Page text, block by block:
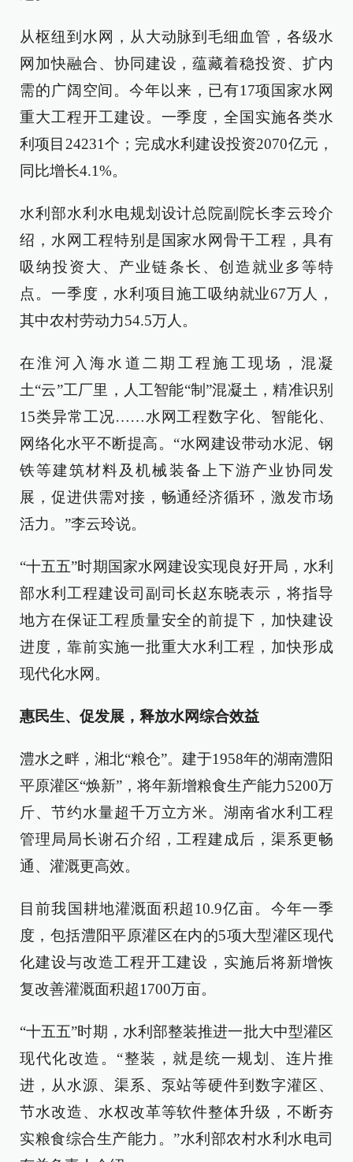
从枢纽到水网，从大动脉到毛细血管，各级水
网加快融合、协同建设，蕴藏着稳投资、扩内
需的广阔空间。今年以来，已有17项国家水网
重大工程开工建设。一季度，全国实施各类水
利项目24231个；完成水利建设投资2070亿元，
同比增长4.1%。
水利部水利水电规划设计总院副院长李云玲介
绍，水网工程特别是国家水网骨干工程，具有
吸纳投资大、产业链条长、创造就业多等特
点。一季度，水利项目施工吸纳就业67万人，
其中农村劳动力54.5万人。
在淮河入海水道二期工程施工现场，混凝
土“云”工厂里，人工智能“制”混凝土，精准识别
15类异常工况……水网工程数字化、智能化、
网络化水平不断提高。“水网建设带动水泥、钢
铁等建筑材料及机械装备上下游产业协同发
展，促进供需对接，畅通经济循环，激发市场
活力。”李云玲说。
“十五五”时期国家水网建设实现良好开局，水利
部水利工程建设司副司长赵东晓表示，将指导
地方在保证工程质量安全的前提下，加快建设
进度，靠前实施一批重大水利工程，加快形成
现代化水网。
惠民生、促发展，释放水网综合效益
澧水之畔，湘北“粮仓”。建于1958年的湖南澧阳
平原灌区“焕新”，将年新增粮食生产能力5200万
斤、节约水量超千万立方米。湖南省水利工程
管理局局长谢石介绍，工程建成后，渠系更畅
通、灌溉更高效。
目前我国耕地灌溉面积超10.9亿亩。今年一季
度，包括澧阳平原灌区在内的5项大型灌区现代
化建设与改造工程开工建设，实施后将新增恢
复改善灌溉面积超1700万亩。
“十五五”时期，水利部整装推进一批大中型灌区
现代化改造。“整装，就是统一规划、连片推
进，从水源、渠系、泵站等硬件到数字灌区、
节水改造、水权改革等软件整体升级，不断夯
实粮食综合生产能力。”水利部农村水利水电司